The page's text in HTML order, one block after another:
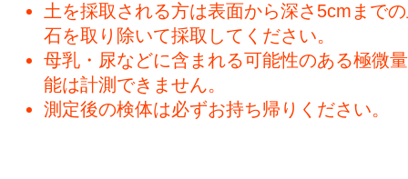
土を採取される方は表面から深さ5cmまで
石を取り除いて採取してください。
母乳・尿などに含まれる可能性のある極微
能は計測できません。
測定後の検体は必ずお持ち帰りください。